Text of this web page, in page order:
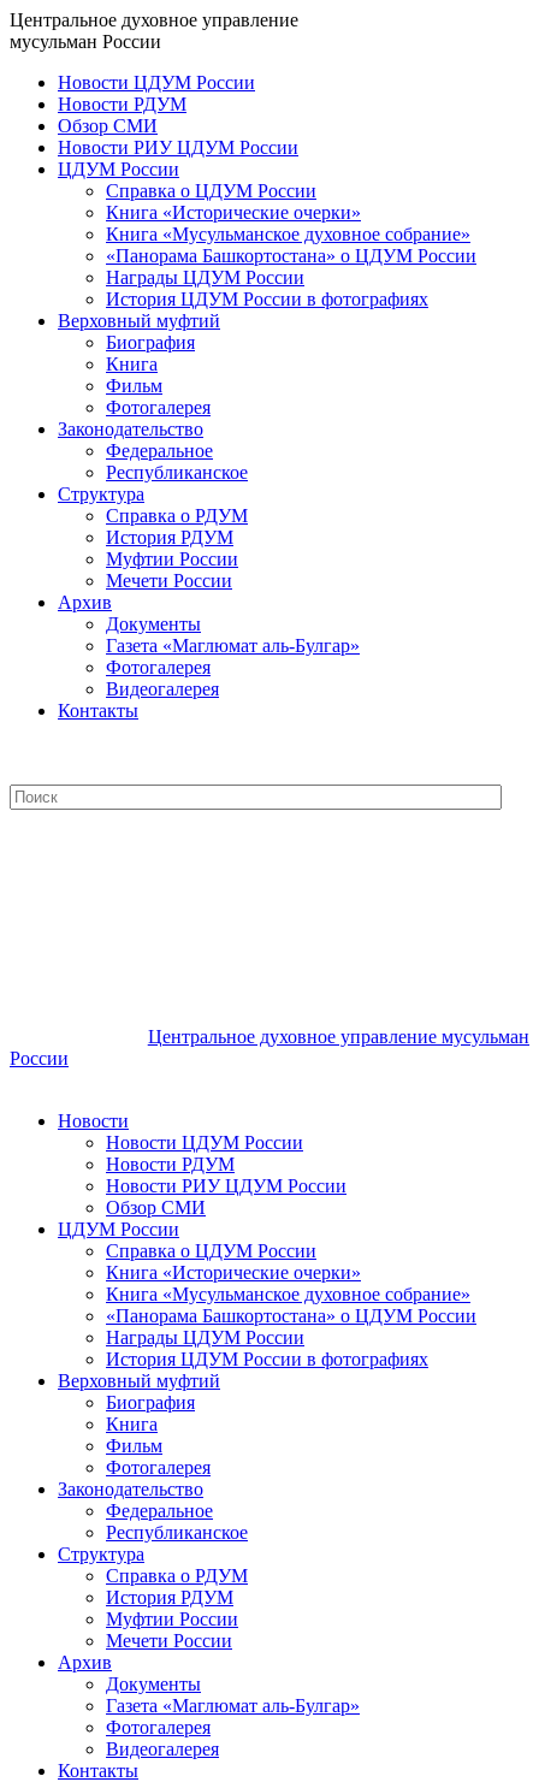
Центральное духовное управление
мусульман России
Новости ЦДУМ России
Новости РДУМ
Обзор СМИ
Новости РИУ ЦДУМ России
ЦДУМ России
Справка о ЦДУМ России
Книга «Исторические очерки»
Книга «Мусульманское духовное собрание»
«Панорама Башкортостана» о ЦДУМ России
Награды ЦДУМ России
История ЦДУМ России в фотографиях
Верховный муфтий
Биография
Книга
Фильм
Фотогалерея
Законодательство
Федеральное
Республиканское
Структура
Справка о РДУМ
История РДУМ
Муфтии России
Мечети России
Архив
Документы
Газета «Маглюмат аль-Булгар»
Фотогалерея
Видеогалерея
Контакты
Центральное духовное управление мусульман
России
Новости
Новости ЦДУМ России
Новости РДУМ
Новости РИУ ЦДУМ России
Обзор СМИ
ЦДУМ России
Справка о ЦДУМ России
Книга «Исторические очерки»
Книга «Мусульманское духовное собрание»
«Панорама Башкортостана» о ЦДУМ России
Награды ЦДУМ России
История ЦДУМ России в фотографиях
Верховный муфтий
Биография
Книга
Фильм
Фотогалерея
Законодательство
Федеральное
Республиканское
Структура
Справка о РДУМ
История РДУМ
Муфтии России
Мечети России
Архив
Документы
Газета «Маглюмат аль-Булгар»
Фотогалерея
Видеогалерея
Контакты